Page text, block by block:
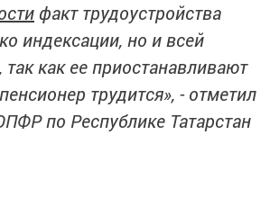
факт трудоустройства
индексации, но и всей
как ее приостанавливают
трудится», - отметил
по Республике Татарстан